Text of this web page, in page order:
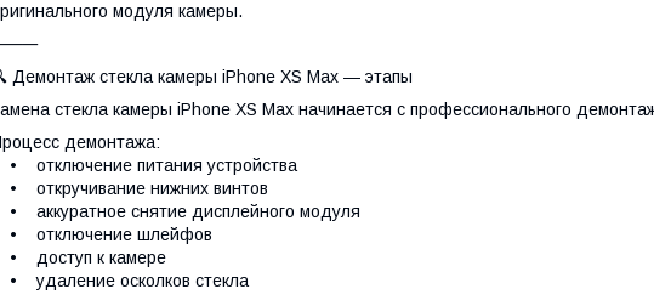
модуля камеры.
Демонтаж стекла камеры iPhone XS Max — этапы
стекла камеры iPhone XS Max начинается с профессионального
демонтажа:
• отключение питания устройства
• откручивание нижних винтов
• аккуратное снятие дисплейного модуля
• отключение шлейфов
• доступ к камере
• удаление осколков стекла